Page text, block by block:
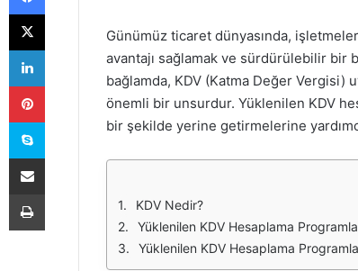
Günümüz ticaret dünyasında,
avantajı sağlamak ve sürdürülebilir bir
bağlamda, KDV (Katma Değer Vergisi)
önemli bir unsurdur. Yüklenilen KDV
bir şekilde yerine getirmelerine
KDV Nedir?
Yüklenilen KDV Hesaplama
Yüklenilen KDV Hesaplama
X
LinkedIn
Pinterest
Skype
E-Posta ile paylaş